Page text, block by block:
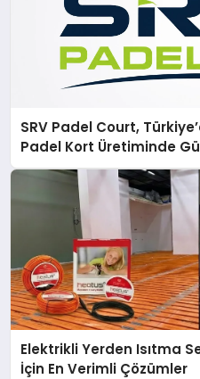
SRV Padel Court,
Padel Kort Üretiminde
Elektrikli Yerden Isıtma
İçin En Verimli Çözümler